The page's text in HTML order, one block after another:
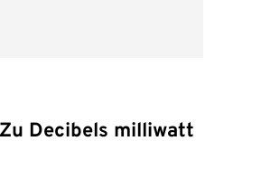
Decibels milliwatt